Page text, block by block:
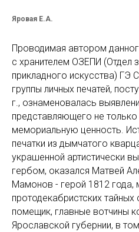
Яровая Е.А.
Проводимая автором
с хранителем ОЗЕПИ (Отдел
прикладного искусства) ГЭ
группы личных печатей,
г., ознаменовалась
представляющего не
мемориальную ценность.
печатки из дымчатого
украшенной артистически
гербом, оказался Матвей
Мамонов - герой 1812 года,
протодекабристских
помещик, главные вотчины
Ярославской губернии, в